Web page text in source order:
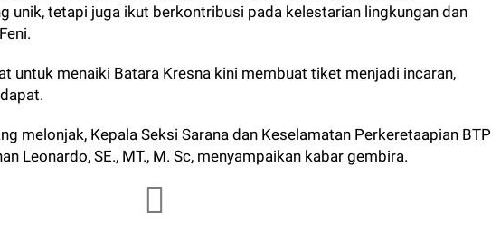
unik, tetapi juga ikut berkontribusi pada kelestarian lingkungan dan
untuk menaiki Batara Kresna kini membuat tiket menjadi incaran,
melonjak, Kepala Seksi Sarana dan Keselamatan Perkeretaapian BTP
Leonardo, SE., MT., M. Sc, menyampaikan kabar gembira.